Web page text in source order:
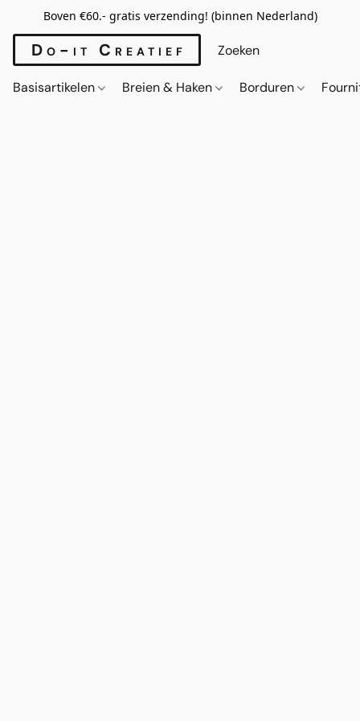
Boven €60.- gratis verzending! (binnen Nederland)
Do-it Creatief
Basisartikelen Breien & Haken Borduren